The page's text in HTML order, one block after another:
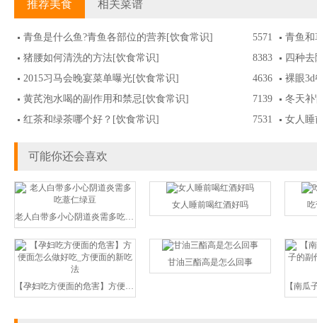
推荐美食 相关菜谱
5571
青鱼是什么鱼?青鱼各部位的营养[饮食常识]
青鱼
8383
猪腰如何清洗的方法[饮食常识]
四种
4636
2015习马会晚宴菜单曝光[饮食常识]
裸眼
7139
黄芪泡水喝的副作用和禁忌 [饮食常识]
冬天
7531
红茶和绿茶哪个好？ [饮食常识] 女人
可能你还会喜欢
老人白带多小心阴道炎需多吃薏仁
女人睡前喝红酒好吗
【孕妇吃方便面的危害】方便面怎
甘油三酯高是怎么回事